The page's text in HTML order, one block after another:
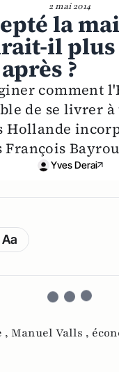
2 mai 2014
la
il
?
comment
de se livrer
Hollande
Yves Derai
Aa
, Manuel Valls ,